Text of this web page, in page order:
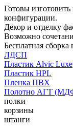
Готовы
конфигурации.
Декор и отделку
Возможно
Бесплатная сборка
ЛДСП
Пластик Alvic Luxe
Пластик HPL
Пленка ПВХ
Полотно АГТ
полки
корзины
штанги